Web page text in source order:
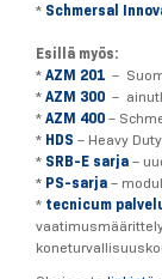
* Schmersal
Esillä myös:
* AZM 201 –
* AZM 300 –
* AZM 400 –
* HDS – Heavy
* SRB-E sarja –
* PS-sarja –
* tecnicum